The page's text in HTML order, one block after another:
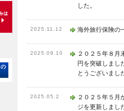
した。
2025.11.12 海外旅行保険の
2025.09.10
２０２５年８月
円を突破しまし
とうございまし
2025.05.2
２０２５年５月
ジを更新しまし